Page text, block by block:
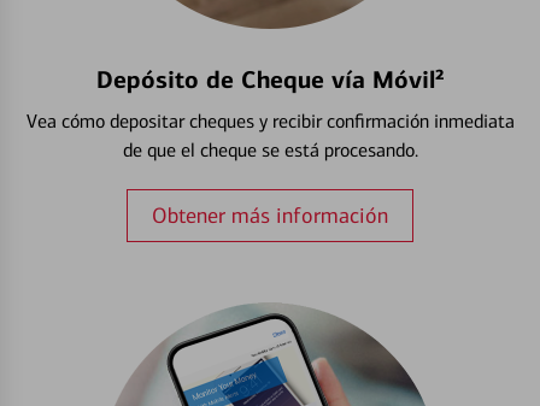
Depósito de Cheque vía Móvil²
Vea cómo depositar cheques y recibir confirmación inmediata
de que el cheque se está procesando.
Obtener más información